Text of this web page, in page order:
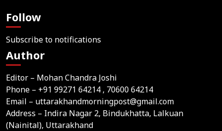
Follow
Subscribe to notifications
Author
Editor – Mohan Chandra Joshi
Phone – +91 99271 64214 , 70600 64214
Email – uttarakhandmorningpost@gmail.com
Address – Indira Nagar 2, Bindukhatta, Lalkuan
(Nainital), Uttarakhand